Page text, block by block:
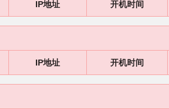
IP地址 开机时间
IP地址 开机时间